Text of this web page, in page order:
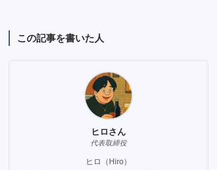
この記事を書いた人
ヒロさん
代表取締役
ヒロ（Hiro）